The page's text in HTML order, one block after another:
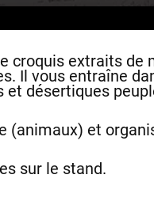
croquis extraits de
Il vous entraîne
désertiques
(animaux) et
sur le stand.